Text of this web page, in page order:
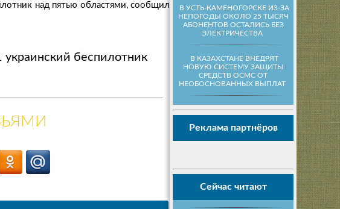
В УСТЬ-КАМЕНОГОРСКЕ ИЗ-ЗА
НЕПОГОДЫ ОКОЛО 25 ТЫСЯЧ
АБОНЕНТОВ ОСТАЛИСЬ БЕЗ
ЭЛЕКТРИЧЕСТВА
В КАЗАХСТАНЕ ВНЕДРЯТ
НОВУЮ СИСТЕМУ ЗАЩИТЫ
СРЕДСТВ ОСМС ОТ
НЕОБОСНОВАННЫХ ВЫПЛАТ
Реклама партнёров
Сейчас читают
над пятью областями, сообщили
беспилотник